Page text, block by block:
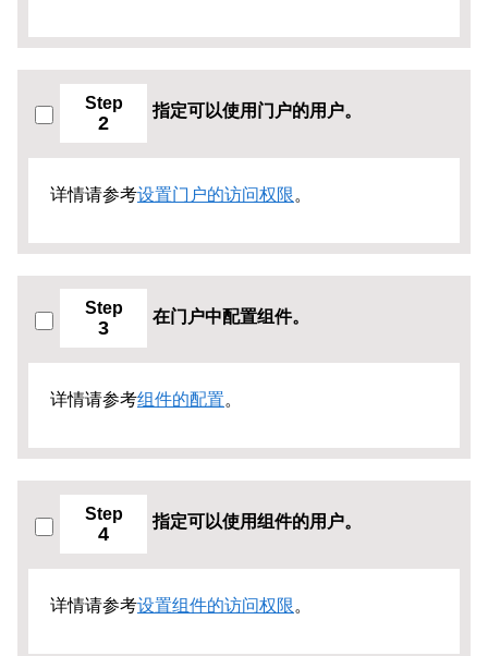
Step
2
指定可以使用门户的用户。
详情请参考设置门户的访问权限。
Step
3
在门户中配置组件。
详情请参考组件的配置。
Step
4
指定可以使用组件的用户。
详情请参考设置组件的访问权限。